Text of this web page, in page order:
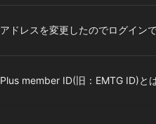
アドレスを変更したのでログインで
Plus member ID(旧：EMTG ID)と